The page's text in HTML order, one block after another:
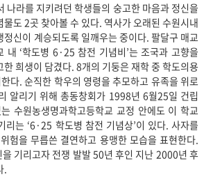
나라를 지키려던 학생들의 숭고한 마음과 정신을
도 2곳 찾아볼 수 있다. 역사가 오래된 수원시내
신이 계승되도록 일깨우는 중이다. 팔달구 매교
내 ‘학도병 6·25 참전 기념비’는 조국과 고향을
희생이 담겼다. 8개의 기둥은 재학 중 학도의용
다. 순직한 학우의 영령을 추모하고 유족을 위로
알리기 위해 총동창회가 1998년 6월25일 건립
수원농생명과학고등학교 교정 안에도 이 학교
리는 ‘6·25 학도병 참전 기념상’이 있다. 사자를
험을 무릅쓴 결연하고 용맹한 모습을 표현한다.
기리고자 전쟁 발발 50년 후인 지난 2000년 후
.